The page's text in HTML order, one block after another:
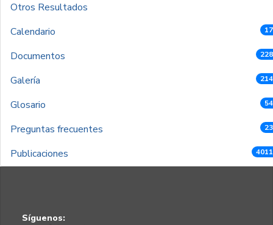
Otros Resultados
Calendario
Documentos
Galería
Glosario
Preguntas frecuentes
Publicaciones
Síguenos: